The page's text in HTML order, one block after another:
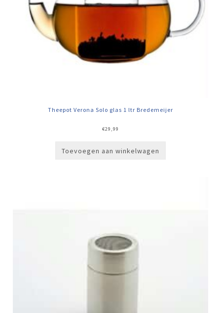
Theepot Verona Solo glas 1 ltr Bredemeijer
€29,99
Toevoegen aan winkelwagen